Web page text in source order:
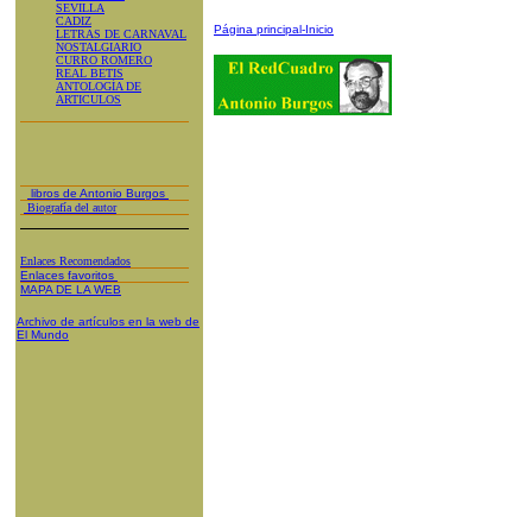
SEVILLA
CADIZ
LETRAS DE CARNAVAL
NOSTALGIARIO
CURRO ROMERO
REAL BETIS
ANTOLOGÍA DE
ARTICULOS
libros de Antonio Burgos
Biografía del autor
Enlaces Recomendados
Enlaces favoritos
MAPA DE LA WEB
Archivo de artículos en la web de
El Mundo
Página principal-Inicio